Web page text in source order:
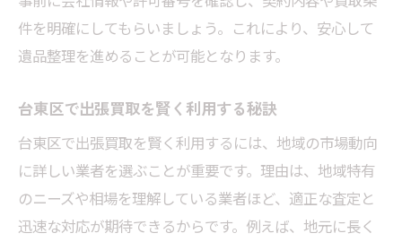
件を明確にしてもらいましょう。これにより、安心して
遺品整理を進めることが可能となります。
台東区で出張買取を賢く利用する秘訣
台東区で出張買取を賢く利用するには、地域の市場動向
に詳しい業者を選ぶことが重要です。理由は、地域特有
のニーズや相場を理解している業者ほど、適正な査定と
迅速な対応が期待できるからです。例えば、地元に長く